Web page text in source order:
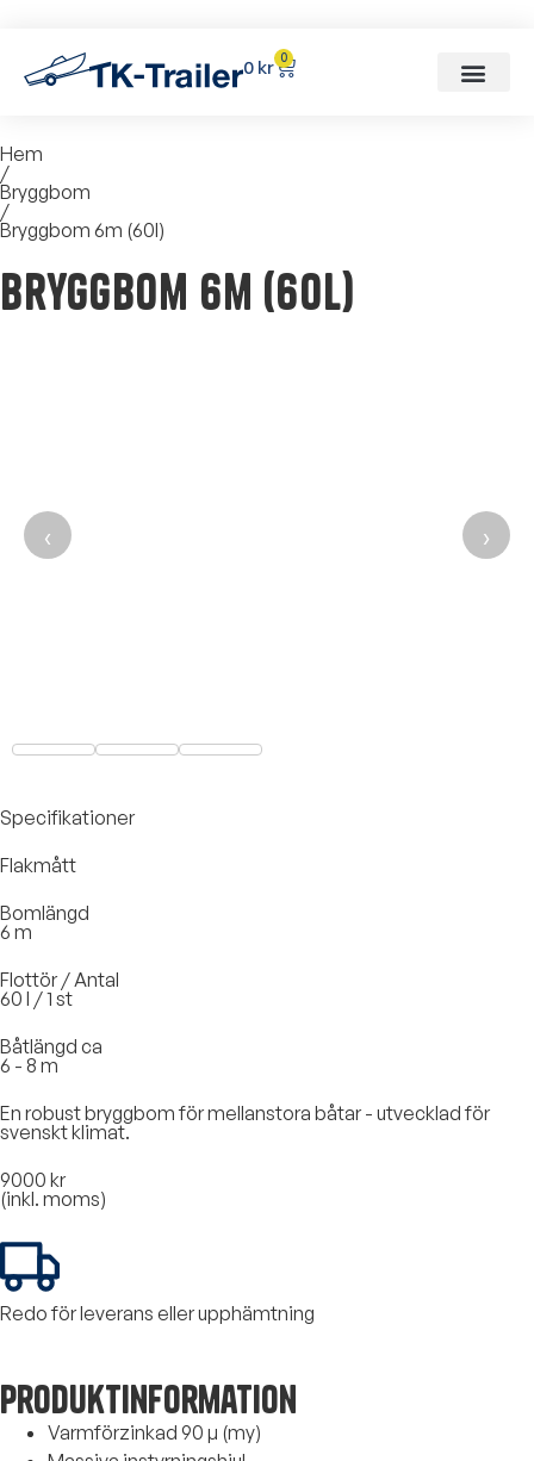
0 kr 0
Hem
/
Bryggbom
/
Bryggbom 6m (60l)
Bryggbom 6m (60l)
‹ ›
Specifikationer
Flakmått
Bomlängd
6 m
Flottör / Antal
60 l / 1 st
Båtlängd ca
6 - 8 m
En robust bryggbom för mellanstora båtar - utvecklad för
svenskt klimat.
9000 kr
(inkl. moms)
Redo för leverans eller upphämtning
Produktinformation
Varmförzinkad 90 µ (my)